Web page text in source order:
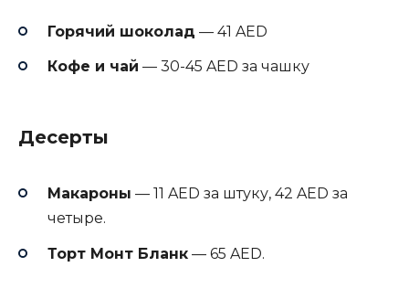
Горячий шоколад — 41 AED
Кофе и чай — 30-45 AED за чашку
Десерты
Макароны — 11 AED за штуку, 42 AED за
четыре.
Торт Монт Бланк — 65 AED.